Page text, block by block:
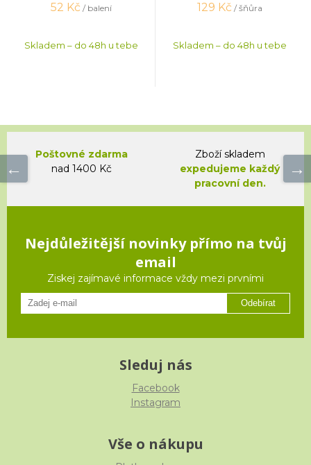
52 Kč / balení
Skladem – do 48h u tebe
129 Kč / šňůra
Skladem – do 48h u tebe
Poštovné zdarma
nad 1400 Kč
Zboží skladem
expedujeme každý
pracovní den.
Nejdůležitější novinky přímo na tvůj
email
Ziskej zajímavé informace vždy mezi prvními
Odebírat
Sleduj nás
Facebook
Instagram
Vše o nákupu